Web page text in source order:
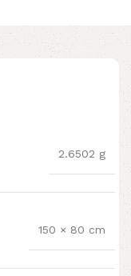
2.6502 g
150 × 80 cm